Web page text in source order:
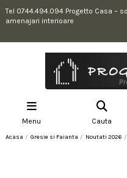
Tel 0744.494.094 Progetto Casa –
amenajari interioare
Menu Cauta
Acasa Gresie si Faianta Noutati 2026